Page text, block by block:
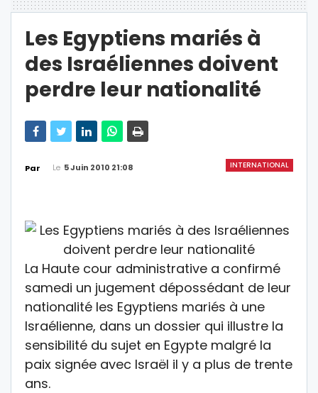
Les Egyptiens mariés à
des Israéliennes doivent
perdre leur nationalité
INTERNATIONAL
Par Le 5 Juin 2010 21:08
La Haute cour administrative a confirmé
samedi un jugement dépossédant de leur
nationalité les Egyptiens mariés à une
Israélienne, dans un dossier qui illustre la
sensibilité du sujet en Egypte malgré la
paix signée avec Israël il y a plus de trente
ans.